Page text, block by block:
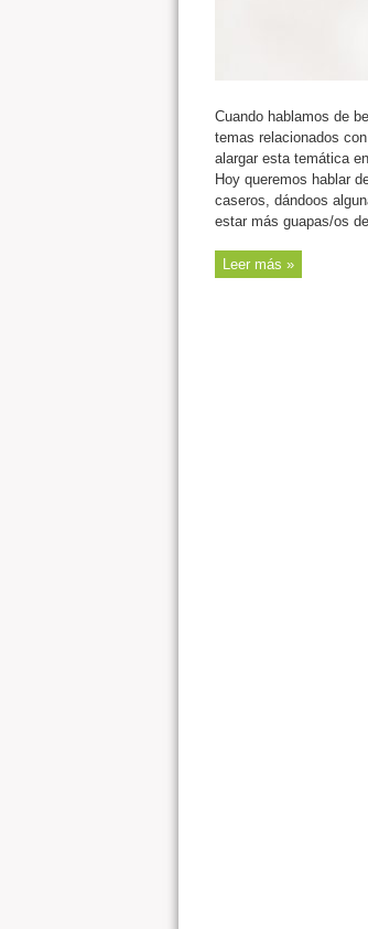
Cuando hablamos de
temas relacionados
alargar esta temática
Hoy queremos hablar
caseros, dándoos
estar más guapas/os
Leer más »